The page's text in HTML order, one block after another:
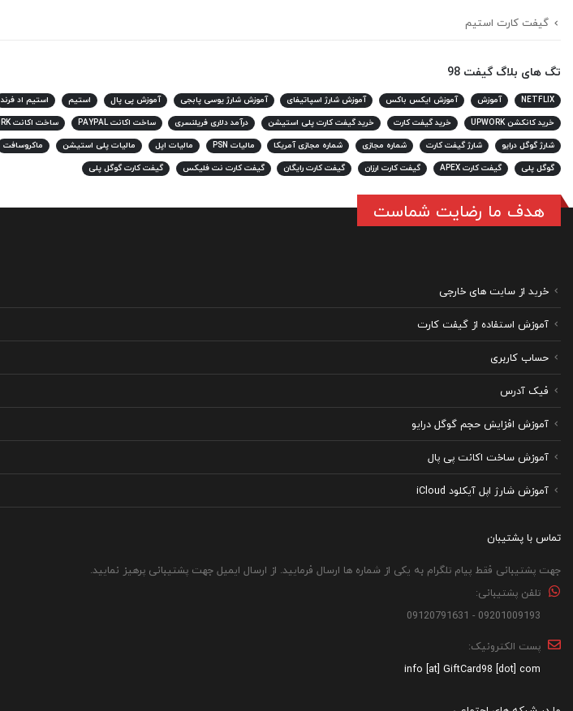
گیفت کارت استیم
تگ های بلاگ گیفت 98
NETFLIX آموزش آموزش ایکس باکس آموزش شارژ اسپاتیفای آموزش شارژ یوسی پابجی آموزش پی پال استیم استیم اد فرند
خرید کانکشن UPWORK
خرید گیفت کارت خرید گیفت کارت پلی استیشن درآمد دلاری فریلنسری ساخت اکانت PAYPAL ساخت اکانت UPWORK برای ایرانی‌ها
شارژ گوگل درایو
شارژ گیفت کارت شماره مجازی شماره مجازی آمریکا مالیات PSN مالیات اپل مالیات پلی استیشن ماکروسافت
گوگل پلی
گیفت کارت APEX گیفت کارت ارزان گیفت کارت رایگان گیفت کارت نت فلیکس گیفت کارت گوگل پلی
هدف ما رضایت شماست
خرید از سایت های خارجی
آموزش استفاده از گیفت کارت
حساب کاربری
فیک آدرس
آموزش افزایش حجم گوگل درایو
آموزش ساخت اکانت پی پال
آموزش شارژ اپل آیکلود iCloud
تماس با پشتیبان
جهت پشتیبانی فقط پیام تلگرام به یکی از شماره ها ارسال فرمایید. از ارسال ایمیل جهت پشتیبانی پرهیز نمایید.
تلفن پشتیبانی:
09201009193 - 09120791631
پست الکترونیک:
info [at] GiftCard98 [dot] com